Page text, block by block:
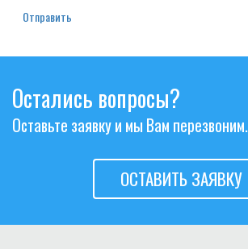
Отправить
Остались вопросы?
Оставьте заявку и мы Вам перезвоним.
ОСТАВИТЬ ЗАЯВКУ